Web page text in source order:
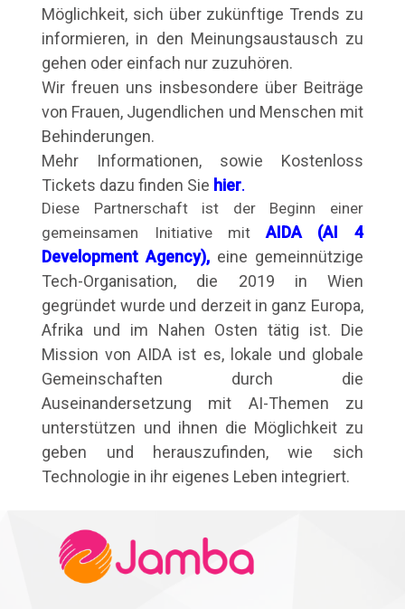
Möglichkeit, sich über zukünftige Trends zu
informieren, in den Meinungsaustausch zu
gehen oder einfach nur zuzuhören.
Wir freuen uns insbesondere über Beiträge
von Frauen, Jugendlichen und Menschen mit
Behinderungen.
Mehr Informationen, sowie Kostenloss
Tickets dazu finden Sie hier.
Diese Partnerschaft ist der Beginn einer
gemeinsamen Initiative mitAIDA (AI 4
Development Agency), eine gemeinnützige
Tech-Organisation, die 2019 in Wien
gegründet wurde und derzeit in ganz Europa,
Afrika und im Nahen Osten tätig ist. Die
Mission von AIDA ist es, lokale und globale
Gemeinschaften durch die
Auseinandersetzung mit AI-Themen zu
unterstützen und ihnen die Möglichkeit zu
geben und herauszufinden, wie sich
Technologie in ihr eigenes Leben integriert.